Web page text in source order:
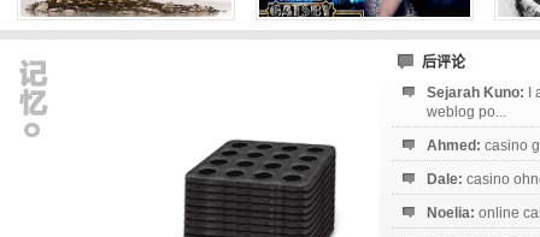
后评论
Sejarah Kuno:
weblog po...
Ahmed: casino
Dale: casino
Noelia: online